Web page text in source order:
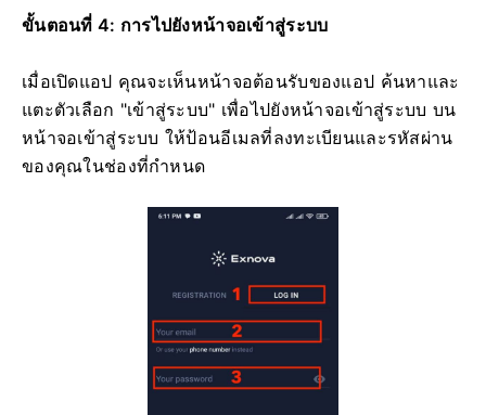
ขั้นตอนที่ 4: การไปยังหน้าจอเข้าสู่ระบบ
เมื่อเปิดแอป คุณจะเห็นหน้าจอต้อนรับของแอป ค้นหาและ
แตะตัวเลือก "เข้าสู่ระบบ" เพื่อไปยังหน้าจอเข้าสู่ระบบ บน
หน้าจอเข้าสู่ระบบ ให้ป้อนอีเมลที่ลงทะเบียนและรหัสผ่าน
ของคุณในช่องที่กำหนด